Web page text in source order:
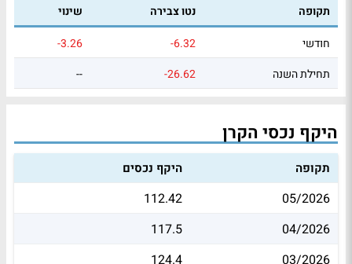
תקופה נטו צבירה
שינוי
חודשי
-6.32
-3.26
תחילת השנה
-26.62
--
היקף נכסי הקרן
תקופה היקף נכסים
05/2026
112.42
04/2026
117.5